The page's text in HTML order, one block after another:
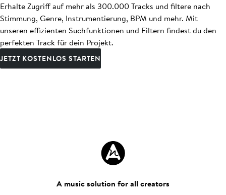
Erhalte Zugriff auf mehr als 300.000 Tracks und filtere nach
Stimmung, Genre, Instrumentierung, BPM und mehr. Mit
unseren effizienten Suchfunktionen und Filtern findest du den
perfekten Track für dein Projekt.
JETZT KOSTENLOS STARTEN
A music solution for all creators